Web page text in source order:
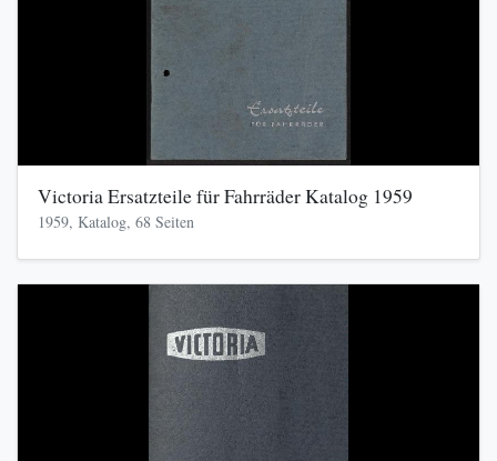
Victoria Ersatzteile für Fahrräder Katalog 1959
1959, Katalog, 68 Seiten